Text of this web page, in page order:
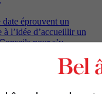
éprouvent un
à l’idée d’accueillir un
pour s’y
conduite